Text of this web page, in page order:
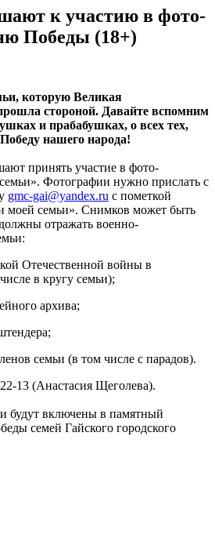
к участию в фото-
Победы (18+)
которую Великая
стороной. Давайте вспомним
и прабабушках, о всех тех,
нашего народа!
принять участие в фото-
Фотографии нужно прислать с
gmc-gai@yandex.ru с пометкой
моей семьи». Снимков может быть
отражать военно-
Отечественной войны в
в кругу семьи);
архива;
семьи (в том числе с парадов).
13 (Анастасия Щеголева).
будут включены в памятный
семей Гайского городского